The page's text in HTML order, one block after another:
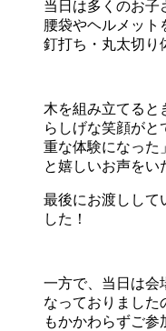
当日は多くのお子
腰袋やヘルメット
釘打ち・丸太切り
木を組み立てると
らしげな笑顔がと
重な体験になった
と嬉しいお声をい
最後にお渡しして
した！
一方で、当日は会
なっておりました
もかかわらずご参